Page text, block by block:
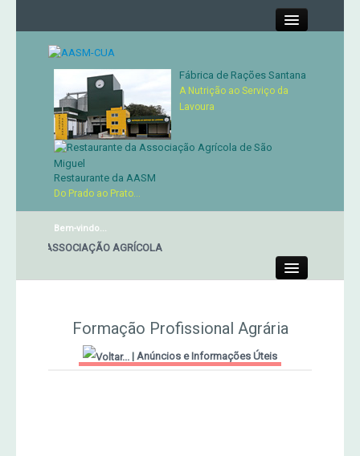
Contactos
Órgãos Sociais
Concursos Micaelenses
Fábrica de Rações Santana
A Nutrição ao Serviço da
Lavoura
Restaurante da AASM
Do Prado ao Prato...
Bem-vindo...
DA ASSOCIAÇÃO AGRÍCOLA
MERCADO AGRÍCOLA DE SANTANA
Formação Profissional Agrária
| Anúncios e Informações Úteis